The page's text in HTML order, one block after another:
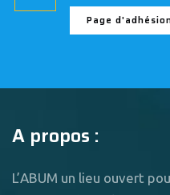
Page
A propos :
L’ABUM un lieu ouvert